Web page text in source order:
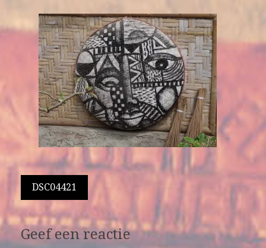
Berichtnavigatie
DSC04421
Geef een reactie